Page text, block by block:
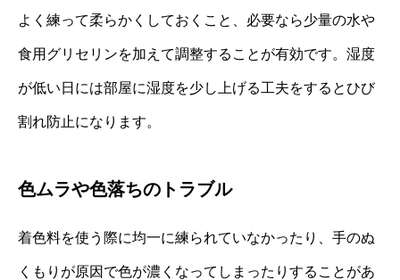
よく練って柔らかくしておくこと、必要なら少量の水や
食用グリセリンを加えて調整することが有効です。湿度
が低い日には部屋に湿度を少し上げる工夫をするとひび
割れ防止になります。
色ムラや色落ちのトラブル
着色料を使う際に均一に練られていなかったり、手のぬ
くもりが原因で色が濃くなってしまったりすることがあ